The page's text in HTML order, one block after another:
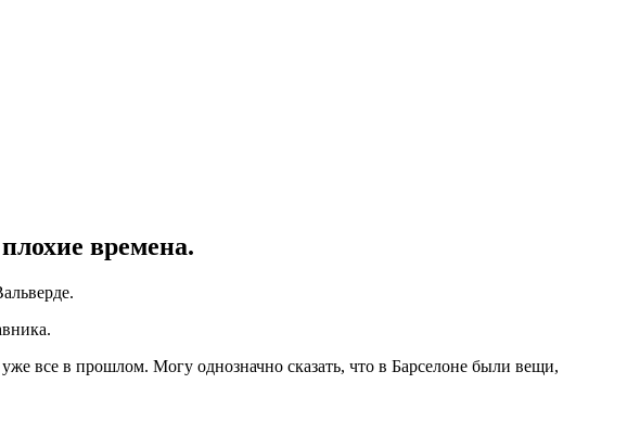
времена.
все в прошлом. Могу однозначно сказать, что в Барселоне были вещи,